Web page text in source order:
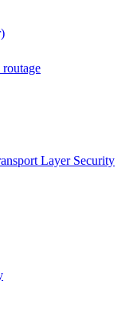
Layer Security